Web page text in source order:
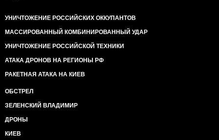
УНИЧТОЖЕНИЕ РОССИЙСКИХ ОККУПАНТОВ
МАССИРОВАННЫЙ КОМБИНИРОВАННЫЙ УДАР
УНИЧТОЖЕНИЕ РОССИЙСКОЙ ТЕХНИКИ
АТАКА ДРОНОВ НА РЕГИОНЫ РФ
РАКЕТНАЯ АТАКА НА КИЕВ
ОБСТРЕЛ
ЗЕЛЕНСКИЙ ВЛАДИМИР
ДРОНЫ
КИЕВ